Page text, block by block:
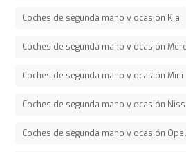
Coches de segunda mano y ocasión Kia
Coches de segunda mano y ocasión
Coches de segunda mano y ocasión Mini
Coches de segunda mano y ocasión
Coches de segunda mano y ocasión Opel